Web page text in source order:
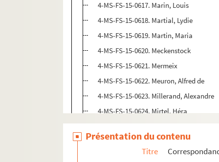
4-MS-FS-15-0617. Marin, Louis
4-MS-FS-15-0618. Martial, Lydie
4-MS-FS-15-0619. Martin, Maria
4-MS-FS-15-0620. Meckenstock
4-MS-FS-15-0621. Mermeix
4-MS-FS-15-0622. Meuron, Alfred de
4-MS-FS-15-0623. Millerand, Alexandre
4-MS-FS-15-0624. Mirtel, Héra
4-MS-FS-15-0625. Montorgueil, Georges
8-MS-FS-15-097. Mortier, Renée
4-MS-FS-15-0626. Muller
Présentation du contenu
Titre